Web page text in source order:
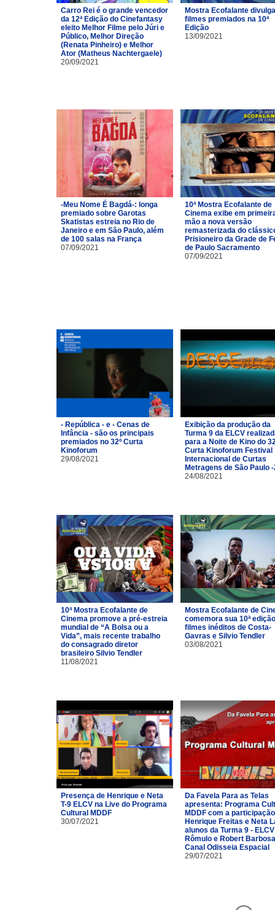
Carro Rei é o grande vencedor
da 12ª Edição do Cinefantasy
eleito Melhor Filme pelo Júri e
Público, Melhor Direção
(Renata Pinheiro) e Melhor
Ator (Matheus Nachtergaele)
20/09/2021
Mostra Ecofalante
filmes premiados na 10ª
Edição
13/09/2021
-Meu Nome É Bagdá-: longa
premiado sobre Garotas
Skatistas estreia no Rio de
Janeiro e em São Paulo, além
de 100 salas na França
07/09/2021
10ª Mostra Ecofalante de
Cinema exibe em
mão a nova versão
remasterizada do
Prisioneiro da Grade de
de Paulo Sacramento
07/09/2021
- República - e - Cenas de
Infância - são os principais
premiados no 32º Curta
Kinoforum
29/08/2021
Exibição da produção da
Turma 9 da ELCV
para a Noite de Kino do
Curta Kinoforum Festival
Internacional de Curtas
Metragens de São Paulo
24/08/2021
10ª Mostra Ecofalante de
Cinema promove a pré-estreia
mundial de “A Bolsa ou a
Vida”, mais recente trabalho
do consagrado diretor
brasileiro Silvio Tendler
11/08/2021
Mostra Ecofalante de
comemora sua 10ª
filmes inéditos de Costa-
Gavras e Silvio Tendler
03/08/2021
Presença de Henrique e Neta
T-9 ELCV na Live do Programa
Cultural MDDF
30/07/2021
Da Favela Para as Telas
apresenta: Programa
MDDF com a
Henrique Freitas e Neta
alunos da Turma 9 -
Rômulo e Robert
Canal Odisseia Espacial
29/07/2021